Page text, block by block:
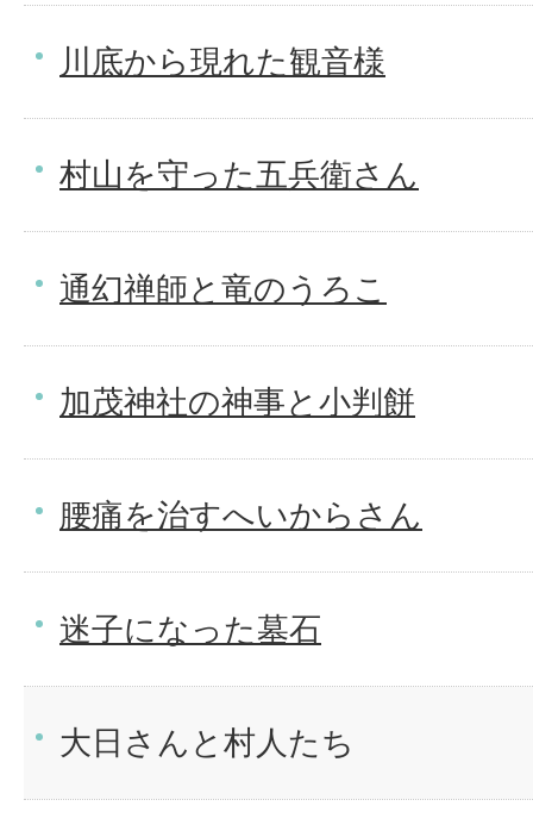
川底から現れた観音様
村山を守った五兵衛さん
通幻禅師と竜のうろこ
加茂神社の神事と小判餅
腰痛を治すへいからさん
迷子になった墓石
大日さんと村人たち